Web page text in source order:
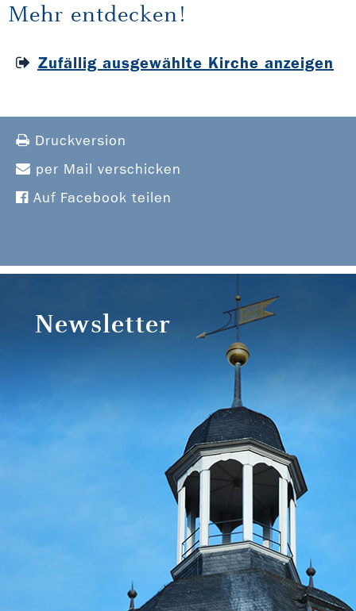
Mehr entdecken!
Zufällig ausgewählte Kirche anzeigen
Druckversion
per Mail verschicken
Auf Facebook teilen
Newsletter